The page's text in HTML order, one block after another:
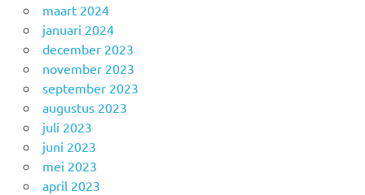
maart 2024
januari 2024
december 2023
november 2023
september 2023
augustus 2023
juli 2023
juni 2023
mei 2023
april 2023